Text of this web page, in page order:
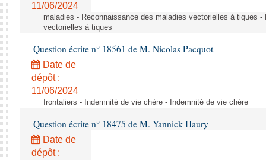
11/06/2024
maladies - Reconnaissance des maladies vectorielles à tiques
vectorielles à tiques
Question écrite n° 18561 de M. Nicolas Pacquot
Date de
dépôt :
11/06/2024
frontaliers - Indemnité de vie chère - Indemnité de vie chère
Question écrite n° 18475 de M. Yannick Haury
Date de
dépôt :